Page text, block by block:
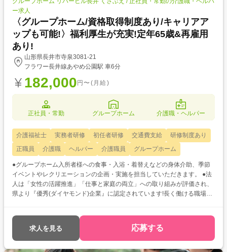
ー求人
〈グループホーム/資格取得制度あり/キャリアア
ップも可能!〉福利厚生が充実!定年65歳&再雇用
あり!
山形県長井市寺泉3081-21
フラワー長井線あやめ公園駅 車6分
182,000 円〜(月給)
正社員・常勤 グループホーム 介護職・ヘルパー
介護福祉士 実務者研修 初任者研修 交通費支給
研修制度あり
正職員
介護職 ヘルパー 介護職員 グループホーム
●グループホーム入所者様への食事・入浴・着替えなどの身体介助、季節
イベントやレクリエーションの企画・実施を担当していただきます。 ●法
人は「女性の活躍推進」「仕事と家庭の両立」への取り組みが評価され、
県より『優秀(ダイヤモンド)企業』に認定されています!長く働ける職場で
求人を見る 応募する